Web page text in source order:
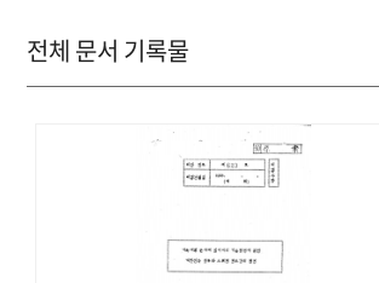
전체 문서 기록물